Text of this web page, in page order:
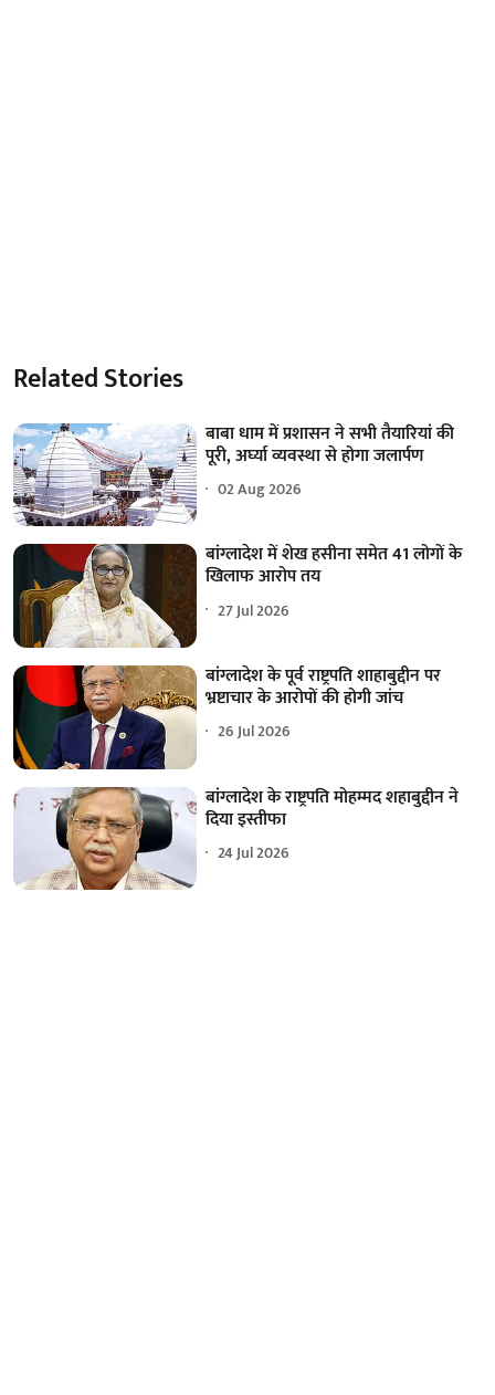
Related Stories
बाबा धाम में प्रशासन ने सभी तैयारियां की
पूरी, अर्घ्या व्यवस्था से होगा जलार्पण
02 Aug 2026
बांग्लादेश में शेख हसीना समेत 41 लोगों के
खिलाफ आरोप तय
27 Jul 2026
बांग्लादेश के पूर्व राष्ट्रपति शाहाबुद्दीन पर
भ्रष्टाचार के आरोपों की होगी जांच
26 Jul 2026
बांग्लादेश के राष्ट्रपति मोहम्मद शहाबुद्दीन ने
दिया इस्तीफा
24 Jul 2026